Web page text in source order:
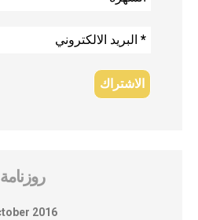
روزنامة
2016